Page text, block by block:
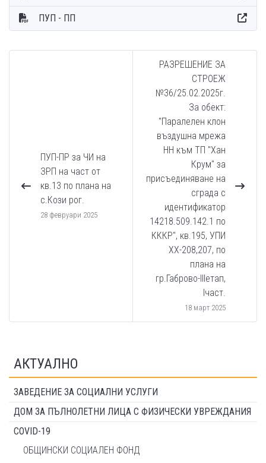
ПУП - ПП
ПУП-ПР за ЧИ на
ЗРП на част от
кв.13 по плана на
с.Кози рог.
28 февруари 2025
РАЗРЕШЕНИЕ ЗА
СТРОЕЖ
№36/25.02.2025г.
За обект:
"Паралелен клон
въздушна мрежа
НН към ТП "Хан
Крум" за
присъединяване на
сграда с
идентификатор
14218.509.142.1 по
КККР", кв.195, УПИ
XX-208,207, по
плана на
гр.Габрово-IIIетап,
Iчаст.
18 март 2025
АКТУАЛНО
ЗАВЕДЕНИЕ ЗА СОЦИАЛНИ УСЛУГИ
ДОМ ЗА ПЪЛНОЛЕТНИ ЛИЦА С ФИЗИЧЕСКИ УВРЕЖДАНИЯ
COVID-19
ОБЩИНСКИ СОЦИАЛЕН ФОНД